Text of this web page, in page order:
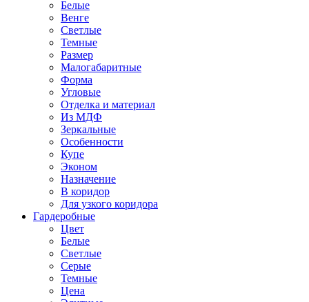
Белые
Венге
Светлые
Темные
Размер
Малогабаритные
Форма
Угловые
Отделка и материал
Из МДФ
Зеркальные
Особенности
Купе
Эконом
Назначение
В коридор
Для узкого коридора
Гардеробные
Цвет
Белые
Светлые
Серые
Темные
Цена